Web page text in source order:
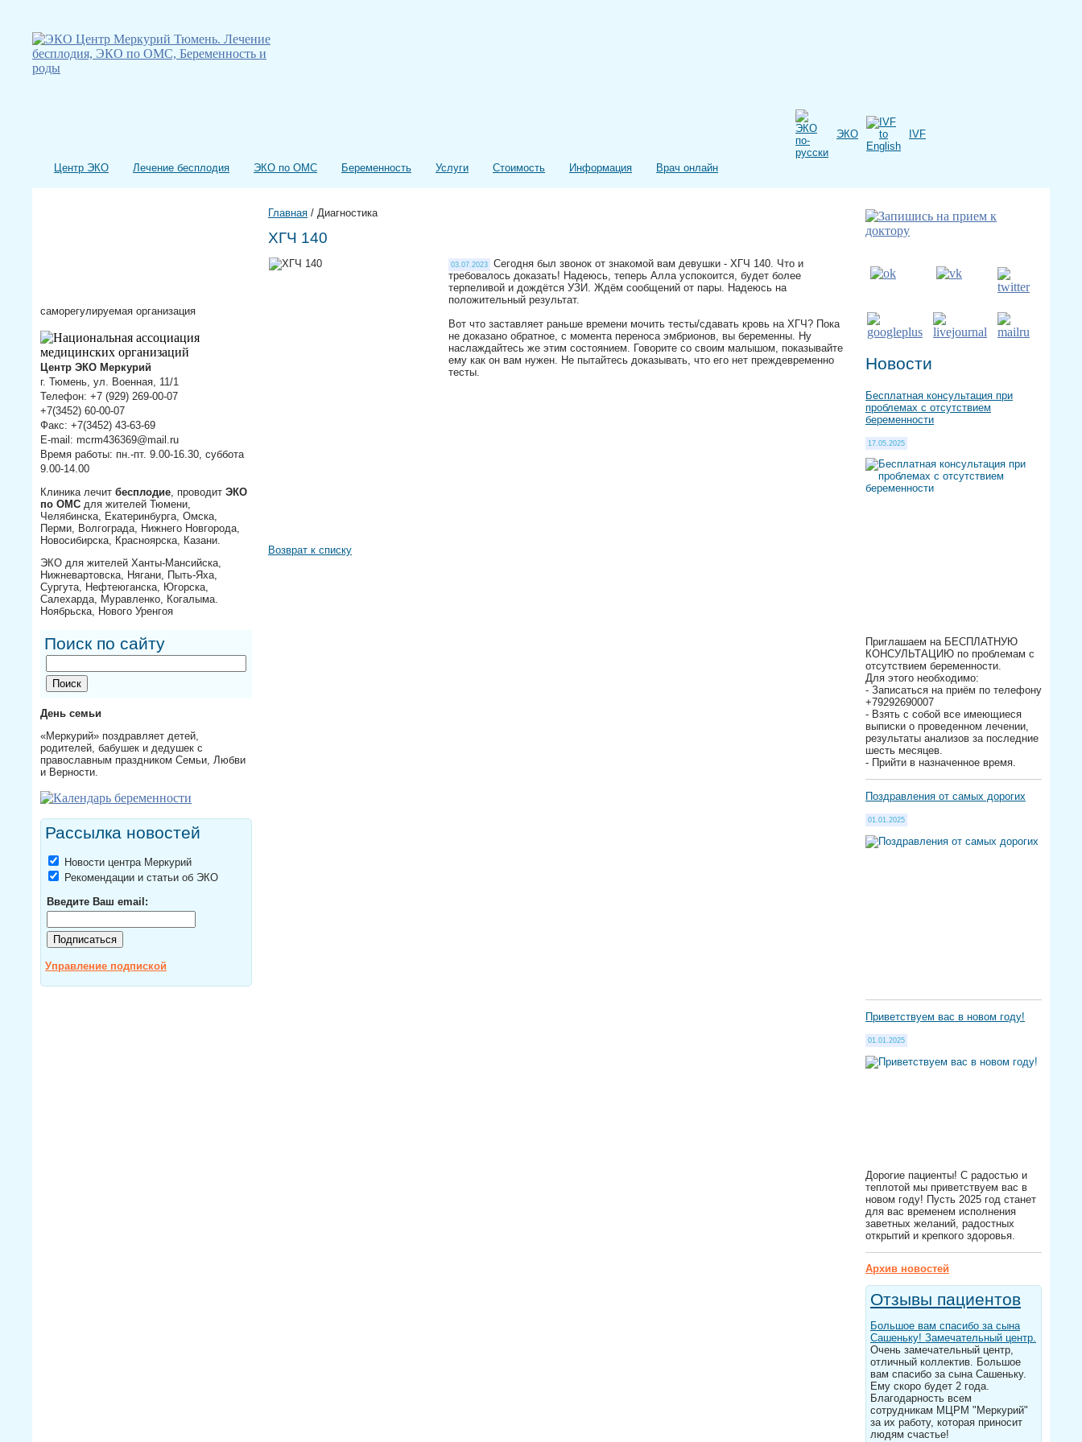
ЭКО IVF
Центр ЭКО Лечение бесплодия ЭКО по ОМС Беременность Услуги Стоимость Информация Врач онлайн
саморегулируемая организация
Центр ЭКО Меркурий
г. Тюмень, ул. Военная, 11/1
Телефон: +7 (929) 269-00-07
+7(3452) 60-00-07
Факс: +7(3452) 43-63-69
E-mail: mcrm436369@mail.ru
Время работы: пн.-пт. 9.00-16.30, суббота
9.00-14.00
Клиника лечит бесплодие , проводит ЭКО
по ОМС для жителей Тюмени,
Челябинска, Екатеринбурга, Омска,
Перми, Волгограда, Нижнего Новгорода,
Новосибирска, Красноярска, Казани.
ЭКО для жителей Ханты-Мансийска,
Нижневартовска, Нягани, Пыть-Яха,
Сургута, Нефтеюганска, Югорска,
Салехарда, Муравленко, Когалыма.
Ноябрьска, Нового Уренгоя
Поиск по сайту
День семьи
«Меркурий» поздравляет детей,
родителей, бабушек и дедушек с
православным праздником Семьи, Любви
и Верности.
Рассылка новостей
Новости центра Меркурий
Рекомендации и статьи об ЭКО
Введите Ваш email:
Управление подпиской
Главная / Диагностика
ХГЧ 140
03.07.2023
Сегодня был звонок от знакомой вам девушки - ХГЧ 140. Что и
требовалось доказать! Надеюсь, теперь Алла успокоится, будет более
терпеливой и дождётся УЗИ. Ждём сообщений от пары. Надеюсь на
положительный результат.
Вот что заставляет раньше времени мочить тесты/сдавать кровь на ХГЧ? Пока
не доказано обратное, с момента переноса эмбрионов, вы беременны. Ну
наслаждайтесь же этим состоянием. Говорите со своим малышом, показывайте
ему как он вам нужен. Не пытайтесь доказывать, что его нет преждевременно
тесты.
Возврат к списку
Новости
Бесплатная консультация при
проблемах с отсутствием
беременности
17.05.2025
Приглашаем на БЕСПЛАТНУЮ
КОНСУЛЬТАЦИЮ по проблемам с
отсутствием беременности.
Для этого необходимо:
- Записаться на приём по телефону
+79292690007
- Взять с собой все имеющиеся
выписки о проведенном лечении,
результаты анализов за последние
шесть месяцев.
- Прийти в назначенное время.
Поздравления от самых дорогих
01.01.2025
Приветствуем вас в новом году!
01.01.2025
Дорогие пациенты! С радостью и
теплотой мы приветствуем вас в
новом году! Пусть 2025 год станет
для вас временем исполнения
заветных желаний, радостных
открытий и крепкого здоровья.
Архив новостей
Отзывы пациентов
Большое вам спасибо за сына
Сашеньку! Замечательный центр.
Очень замечательный центр,
отличный коллектив. Большое
вам спасибо за сына Сашеньку.
Ему скоро будет 2 года.
Благодарность всем
сотрудникам МЦРМ "Меркурий"
за их работу, которая приносит
людям счастье!